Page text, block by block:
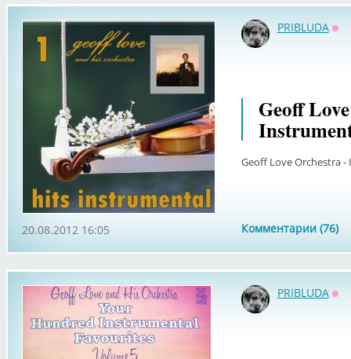
PRIBLUDA
Geoff
Geoff Love Orchestra
Комментарии (76)
20.08.2012 16:05
PRIBLUDA